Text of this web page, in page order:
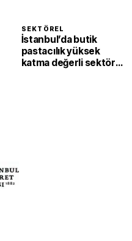
SEKTÖREL
İstanbul’da butik
pastacılık yüksek
katma değerli sektöre